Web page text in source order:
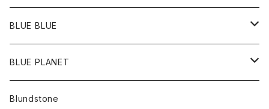
ポーチ
Ｔシャツ
ポトム
パンツ
BLUE BLUE
アウター
カーディガン
アクセサリー
BLUE PLANET
サングラス
Blundstone